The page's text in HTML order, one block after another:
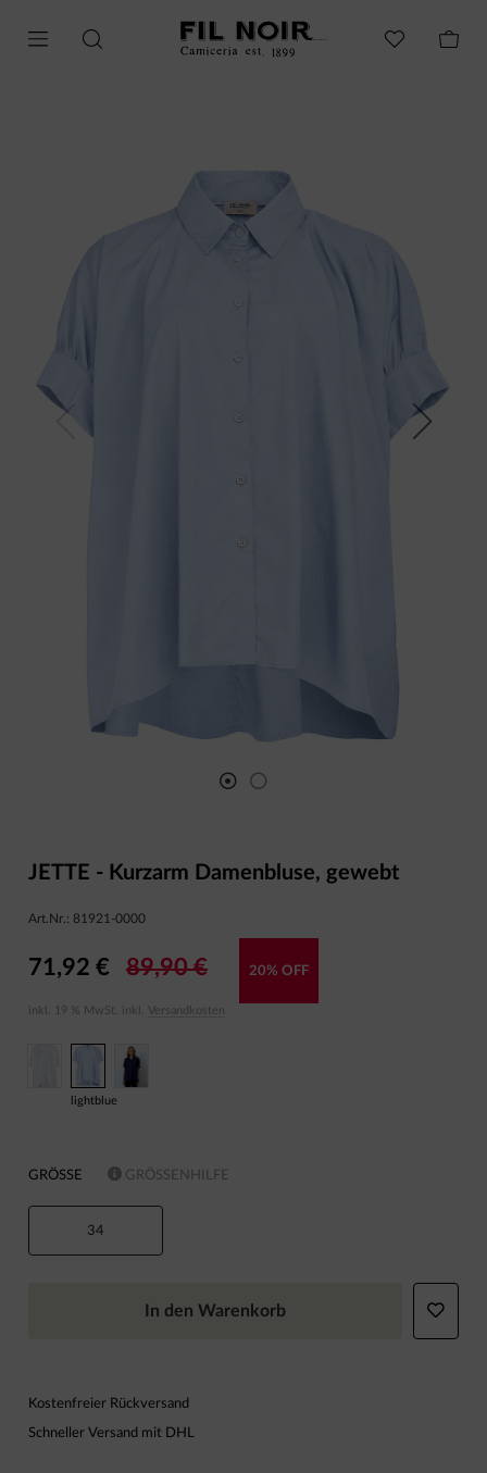
Next
JETTE - Kurzarm Damenbluse, gewebt
Art.Nr.: 81921-0000
71,92 € 89,90 € 20% OFF
inkl. 19 % MwSt. inkl. Versandkosten
lightblue
GRÖSSE GRÖSSENHILFE
34
In den Warenkorb
Kostenfreier Rückversand
Schneller Versand mit DHL